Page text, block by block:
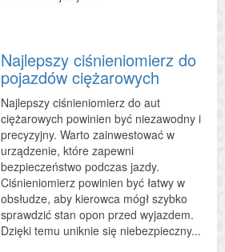
Najlepszy ciśnieniomierz do
pojazdów ciężarowych
Najlepszy ciśnieniomierz do aut
ciężarowych powinien być niezawodny i
precyzyjny. Warto zainwestować w
urządzenie, które zapewni
bezpieczeństwo podczas jazdy.
Ciśnieniomierz powinien być łatwy w
obsłudze, aby kierowca mógł szybko
sprawdzić stan opon przed wyjazdem.
Dzięki temu uniknie się niebezpieczny...